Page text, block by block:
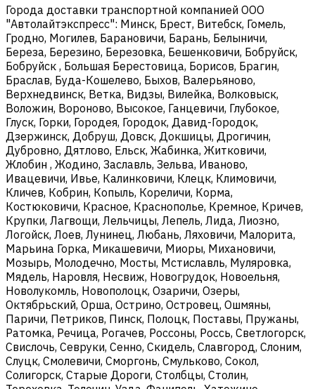
Города доставки транспортной компанией ООО
"Автолайтэкспресс": Минск, Брест, Витебск, Гомель,
Гродно, Могилев, Барановичи, Барань, Белыничи,
Береза, Березино, Березовка, Бешенковичи, Бобруйск,
Бобруйск , Большая Берестовица, Борисов, Брагин,
Браслав, Буда-Кошелево, Быхов, Валерьяново,
Верхнедвинск, Ветка, Видзы, Вилейка, Волковыск,
Воложин, Вороново, Высокое, Ганцевичи, Глубокое,
Глуск, Горки, Городея, Городок, Давид-Городок,
Дзержинск, Добруш, Довск, Докшицы, Дрогичин,
Дубровно, Дятлово, Ельск, Жабинка, Житковичи,
Жлобин , Жодино, Заславль, Зельва, Иваново,
Ивацевичи, Ивье, Калинковичи, Клецк, Климовичи,
Кличев, Кобрин, Копыль, Кореличи, Корма,
Костюковичи, Красное, Краснополье, Кремное, Кричев,
Крупки, Лагвощи, Лельчицы, Лепель, Лида, Лиозно,
Логойск, Лоев, Лунинец, Любань, Ляховичи, Малорита,
Марьина Горка, Микашевичи, Миоры, Михановичи,
Мозырь, Молодечно, Мосты, Мстиславль, Муляровка,
Мядель, Наровля, Несвиж, Новогрудок, Новоельня,
Новолукомль, Новополоцк, Озаричи, Озеры,
Октябрьский, Орша, Острино, Островец, Ошмяны,
Паричи, Петриков, Пинск, Полоцк, Поставы, Пружаны,
Ратомка, Речица, Рогачев, Россоны, Россь, Светлогорск,
Свислочь, Севруки, Сенно, Скидель, Славгород, Слоним,
Слуцк, Смолевичи, Сморгонь, Смульково, Сокол,
Солигорск, Старые Дороги, Столбцы, Столин,